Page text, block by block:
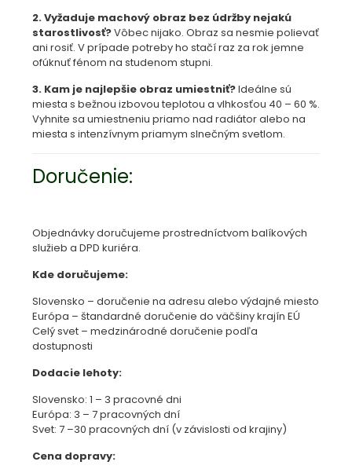
2. Vyžaduje machový obraz bez údržby nejakú
starostlivosť?Vôbec nijako. Obraz sa nesmie polievať
ani rosiť. V prípade potreby ho stačí raz za rok jemne
ofúknuť fénom na studenom stupni.
3. Kam je najlepšie obraz umiestniť?Ideálne sú
miesta s bežnou izbovou teplotou a vlhkosťou 40 – 60 %.
Vyhnite sa umiestneniu priamo nad radiátor alebo na
miesta s intenzívnym priamym slnečným svetlom.
Doručenie:
Objednávky doručujeme prostredníctvom balíkových
služieb a DPD kuriéra.
Kde doručujeme:
Slovensko – doručenie na adresu alebo výdajné miesto
Európa – štandardné doručenie do väčšiny krajín EÚ
Celý svet – medzinárodné doručenie podľa
dostupnosti
Dodacie lehoty:
Slovensko: 1 – 3 pracovné dni
Európa: 3 – 7 pracovných dní
Svet: 7 –30 pracovných dní (v závislosti od krajiny)
Cena dopravy: